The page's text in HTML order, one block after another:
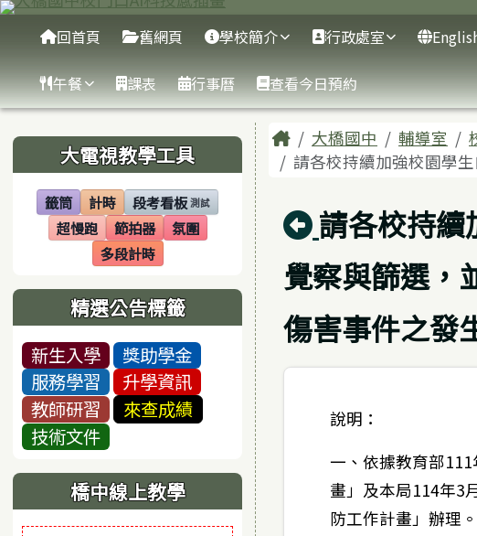
跳至主內容區
臺南市大橋國中
導覽列
回首頁 舊網頁 學校簡介 行政處室
午餐 課表 行事曆 查看今日預約
左邊區域內容
大電視教學工具
籤筒
(另開視窗)
計時
(另開視窗)段考看板 測試
(另開視窗)
超慢跑
(另開視窗)節拍器
(另開視窗)氛圍
(另開視窗)
多段計時
(另開視窗)
精選公告標籤
新生入學
獎助學金
服務學習
升學資訊
教師研習
來查成績
技術文件
橋中線上教學
主內容區域
Home大橋國中 輔導室
請各校持續加強校園學
回上頁
請各校持續
覺察與篩選，
傷害事件之發
說明：
一、依據教育部
畫」及本局114年3
防工作計畫」辦理。
頁尾區域